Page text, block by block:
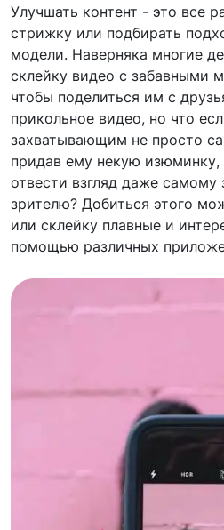
Улучшать контент - это все
стрижку или подбирать
модели. Наверняка многие
склейку видео с забавными
чтобы поделиться им с
прикольное видео, но что
захватывающим не просто
придав ему некую изюминку,
отвести взгляд даже самому
зрителю? Добиться этого
или склейку плавные и
помощью различных